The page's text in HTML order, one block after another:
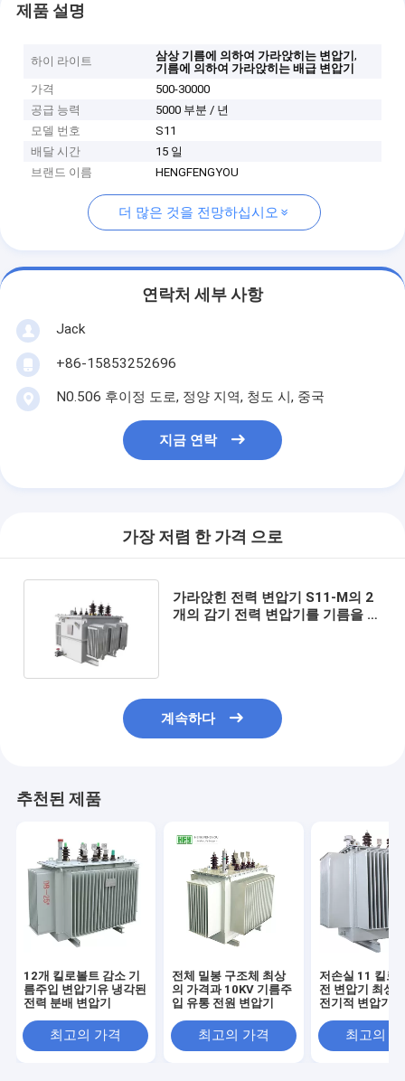
제품 설명
하이 라이트 삼상 기름에 의하여 가라앉히는 변압기,
기름에 의하여 가라앉히는 배급 변압기
가격
500-30000
공급 능력
5000 부분 / 년
모델 번호
S11
배달 시간
15 일
브랜드 이름
HENGFENGYOU
더 많은 것을 전망하십시오
연락처 세부 사항
Jack
+86-15853252696
N0.506 후이정 도로, 정양 지역, 청도 시, 중국
지금 연락
가장 저렴 한 가격 으로
가라앉힌 전력 변압기 S11-M의 2
개의 감기 전력 변압기를 기름을 바
계속하다
추천된 제품
12개 킬로볼트 감소 기
름주입 변압기유 냉각된
전력 분배 변압기
최고의 가격
전체 밀봉 구조체 최상
의 가격과 10KV 기름주
입 유통 전원 변압기
최고의 가격
저손실 11 킬로
전 변압기 최상
전기적 변압기
최고의